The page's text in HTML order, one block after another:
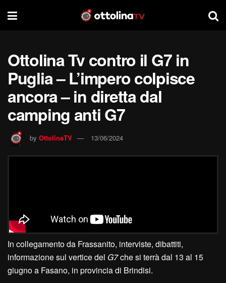
Ottolina Tv contro il G7 in
Puglia – L’impero colpisce
ancora – in diretta dal
camping anti G7
by OttolinaTV 13/06/2024
In collegamento da Frassanito, interviste, dibattiti,
informazione sul vertice del G7che si terrà dal 13 al 15
giugno a Fasano, in provincia di Brindisi.